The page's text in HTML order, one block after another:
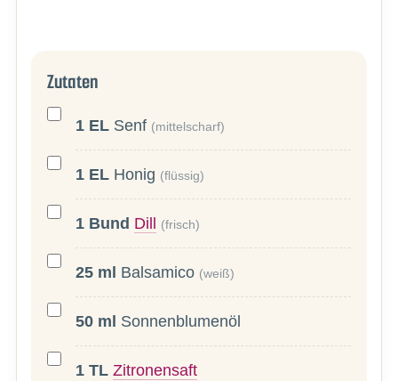
Zutaten
1 EL Senf (mittelscharf)
1 EL Honig (flüssig)
1 Bund Dill (frisch)
25 ml Balsamico (weiß)
50 ml Sonnenblumenöl
1 TL Zitronensaft